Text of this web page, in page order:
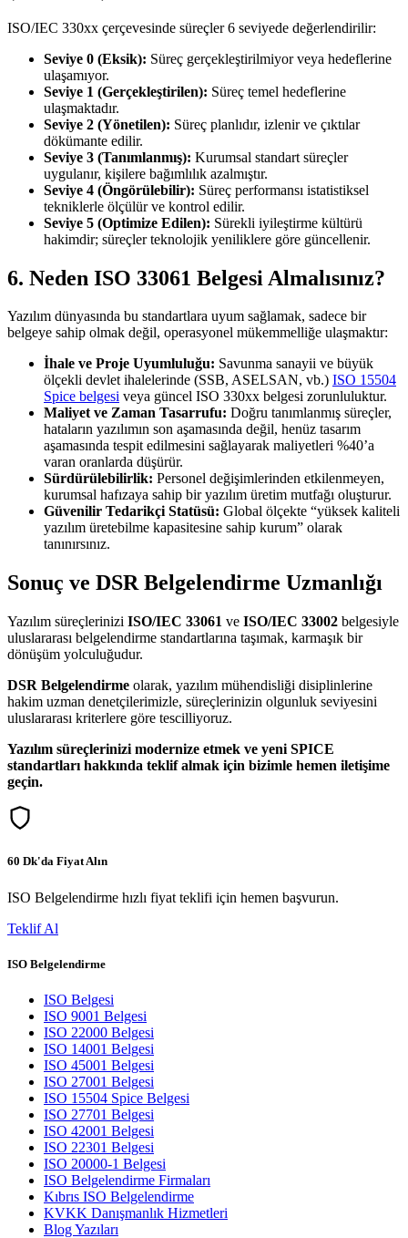
ISO/IEC 330xx çerçevesinde süreçler 6 seviyede değerlendirilir:
Seviye 0 (Eksik): Süreç gerçekleştirilmiyor veya hedeflerine
ulaşamıyor.
Seviye 1 (Gerçekleştirilen): Süreç temel hedeflerine
ulaşmaktadır.
Seviye 2 (Yönetilen): Süreç planlıdır, izlenir ve çıktılar
dökümante edilir.
Seviye 3 (Tanımlanmış): Kurumsal standart süreçler
uygulanır, kişilere bağımlılık azalmıştır.
Seviye 4 (Öngörülebilir): Süreç performansı istatistiksel
tekniklerle ölçülür ve kontrol edilir.
Seviye 5 (Optimize Edilen): Sürekli iyileştirme kültürü
hakimdir; süreçler teknolojik yeniliklere göre güncellenir.
6. Neden ISO 33061 Belgesi Almalısınız?
Yazılım dünyasında bu standartlara uyum sağlamak, sadece bir
belgeye sahip olmak değil, operasyonel mükemmelliğe ulaşmaktır:
İhale ve Proje Uyumluluğu: Savunma sanayii ve büyük
ölçekli devlet ihalelerinde (SSB, ASELSAN, vb.) ISO 15504
Spice belgesi veya güncel ISO 330xx belgesi zorunluluktur.
Maliyet ve Zaman Tasarrufu: Doğru tanımlanmış süreçler,
hataların yazılımın son aşamasında değil, henüz tasarım
aşamasında tespit edilmesini sağlayarak maliyetleri %40’a
varan oranlarda düşürür.
Sürdürülebilirlik: Personel değişimlerinden etkilenmeyen,
kurumsal hafızaya sahip bir yazılım üretim mutfağı oluşturur.
Güvenilir Tedarikçi Statüsü: Global ölçekte “yüksek kaliteli
yazılım üretebilme kapasitesine sahip kurum” olarak
tanınırsınız.
Sonuç ve DSR Belgelendirme Uzmanlığı
Yazılım süreçlerinizi ISO/IEC 33061 ve ISO/IEC 33002 belgesiyle
uluslararası belgelendirme standartlarına taşımak, karmaşık bir
dönüşüm yolculuğudur.
DSR Belgelendirme olarak, yazılım mühendisliği disiplinlerine
hakim uzman denetçilerimizle, süreçlerinizin olgunluk seviyesini
uluslararası kriterlere göre tescilliyoruz.
Yazılım süreçlerinizi modernize etmek ve yeni SPICE
standartları hakkında teklif almak için bizimle hemen iletişime
geçin.
60 Dk'da Fiyat Alın
ISO Belgelendirme hızlı fiyat teklifi için hemen başvurun.
Teklif Al
ISO Belgelendirme
ISO Belgesi
ISO 9001 Belgesi
ISO 22000 Belgesi
ISO 14001 Belgesi
ISO 45001 Belgesi
ISO 27001 Belgesi
ISO 15504 Spice Belgesi
ISO 27701 Belgesi
ISO 42001 Belgesi
ISO 22301 Belgesi
ISO 20000-1 Belgesi
ISO Belgelendirme Firmaları
Kıbrıs ISO Belgelendirme
KVKK Danışmanlık Hizmetleri
Blog Yazıları